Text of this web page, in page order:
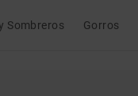
Sombreros Gorros